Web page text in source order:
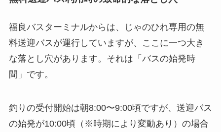
福良バスターミナルからは、じゃのひれ専用の無
料送迎バスが運行していますが、ここに一つ大き
な落とし穴があります。それは 「バスの始発時
間」 です。
釣りの受付開始は朝8:00〜9:00頃ですが、送迎バス
の始発が10:00頃（※時期により変動あり）の場合